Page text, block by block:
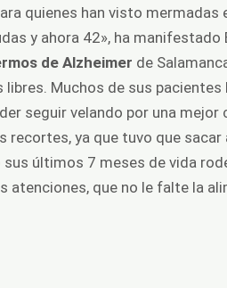
quienes han visto mermadas
y ahora 42», ha manifestado
de Alzheimer de
Muchos de sus
seguir velando por una mejor
ya que tuvo que
últimos 7 meses de vida
atenciones, que no le falte la